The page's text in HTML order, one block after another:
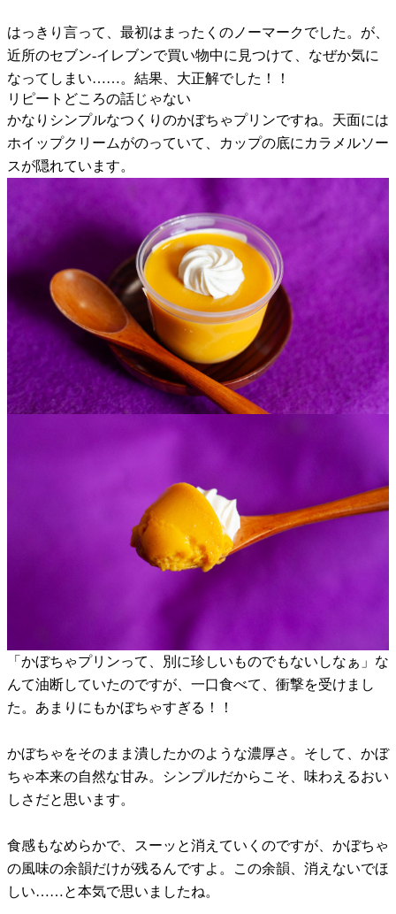
はっきり言って、最初はまったくのノーマークでした。が、
近所のセブン-イレブンで買い物中に見つけて、なぜか気に
なってしまい……。結果、大正解でした！！
リピートどころの話じゃない
かなりシンプルなつくりのかぼちゃプリンですね。天面には
ホイップクリームがのっていて、カップの底にカラメルソー
スが隠れています。
「かぼちゃプリンって、別に珍しいものでもないしなぁ」な
んて油断していたのですが、一口食べて、衝撃を受けまし
た。あまりにもかぼちゃすぎる！！
かぼちゃをそのまま潰したかのような濃厚さ。そして、かぼ
ちゃ本来の自然な甘み。シンプルだからこそ、味わえるおい
しさだと思います。
食感もなめらかで、スーッと消えていくのですが、かぼちゃ
の風味の余韻だけが残るんですよ。この余韻、消えないでほ
しい……と本気で思いましたね。